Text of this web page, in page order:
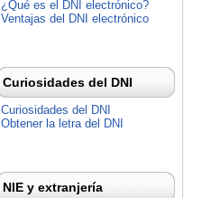
¿Qué es el DNI electrónico?
Ventajas del DNI electrónico
Curiosidades del DNI
Curiosidades del DNI
Obtener la letra del DNI
NIE y extranjería